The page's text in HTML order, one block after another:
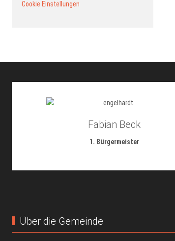
Cookie Einstellungen
Fabian Beck
1. Bürgermeister
Über die Gemeinde